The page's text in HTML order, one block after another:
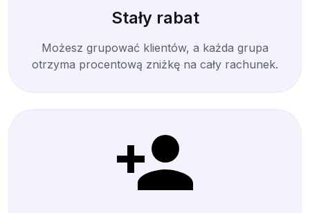
Stały rabat
Możesz grupować klientów, a każda grupa
otrzyma procentową zniżkę na cały rachunek.